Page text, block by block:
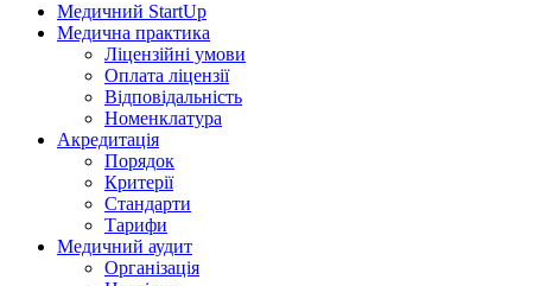
Медичний StartUp
Медична практика
Ліцензійні умови
Оплата ліцензії
Відповідальність
Номенклатура
Акредитація
Порядок
Критерії
Стандарти
Тарифи
Медичний аудит
Організація